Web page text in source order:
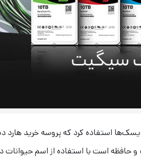
استفاده کرد که پروسه خرید
حافظه است با استفاده از اسم حیوانات